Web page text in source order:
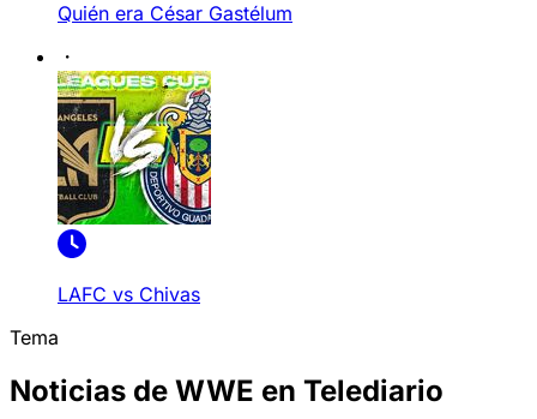
Quién era César Gastélum
LAFC vs Chivas
Tema
Noticias de WWE en Telediario